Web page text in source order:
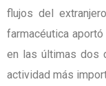
flujos del
farmacéutica
en las últimas dos
actividad más